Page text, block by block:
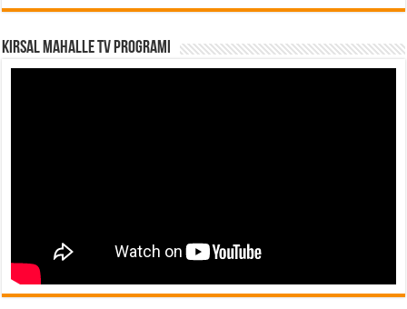
Kırsal Mahalle TV Programı